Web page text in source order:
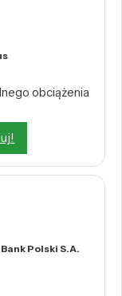
obciążenia
Polski S.A.